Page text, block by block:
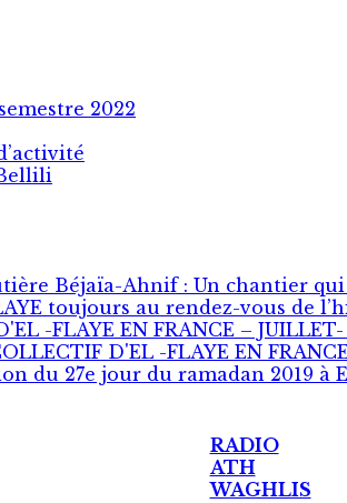
2022
Béjaïa-Ahnif : Un chantier
toujours au rendez-vous de
-FLAYE EN FRANCE –
D'EL -FLAYE EN
du 27e jour du ramadan 2019 à
RADIO
ATH
WAGHLIS